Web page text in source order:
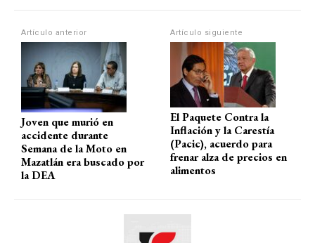
p
p
o
k
m
tir
Artículo anterior
Joven que murió en
accidente durante
Semana de la Moto en
Mazatlán era buscado por
la DEA
Artículo siguiente
El Paquete Contra la
Inflación y la Carestía
(Pacic), acuerdo para
frenar alza de precios en
alimentos